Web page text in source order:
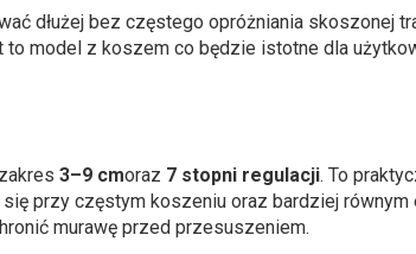
dłużej bez częstego opróżniania skoszonej
to model z koszem co będzie istotne dla
3–9 cmoraz 7 stopni regulacji. To
przy częstym koszeniu oraz bardziej
murawę przed przesuszeniem.